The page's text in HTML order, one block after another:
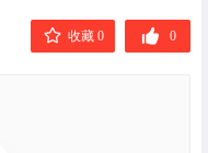
收藏 0 0